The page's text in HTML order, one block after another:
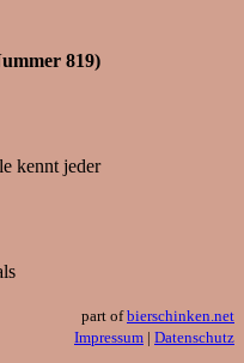
819)
kennt jeder
part ofbierschinken.net
Impressum | Datenschutz